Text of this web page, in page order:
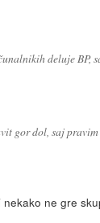
deluje BP,
gor dol, saj
ne gre